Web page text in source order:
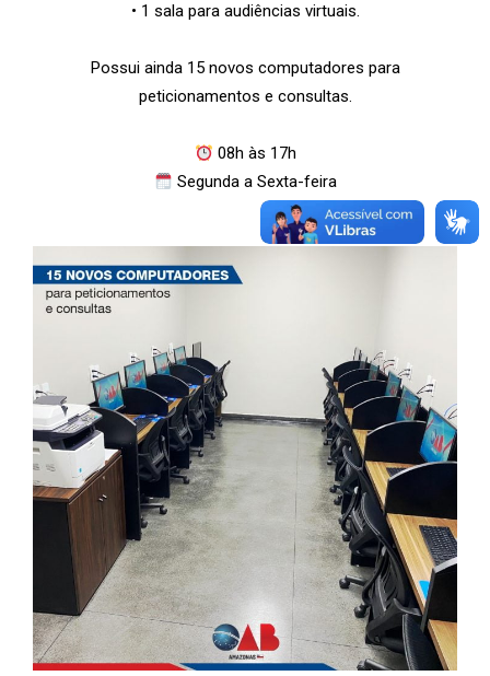
• 1 sala para audiências virtuais.
Possui ainda 15 novos computadores para
peticionamentos e consultas.
08h às 17h
Segunda a Sexta-feira